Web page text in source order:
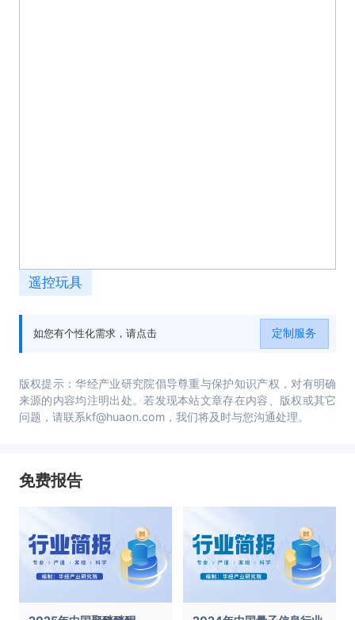
遥控玩具
如您有个性化需求，请点击 定制服务
版权提示：华经产业研究院倡导尊重与保护知识产权，对有明确
来源的内容均注明出处。若发现本站文章存在内容、版权或其它
问题，请联系kf@huaon.com，我们将及时与您沟通处理。
免费报告